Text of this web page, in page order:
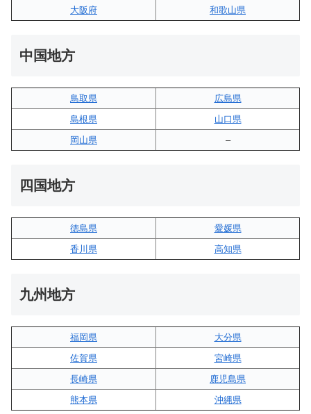
大阪府
和歌山県
中国地方
鳥取県
広島県
島根県
山口県
岡山県
–
四国地方
徳島県
愛媛県
香川県
高知県
九州地方
福岡県
大分県
佐賀県
宮崎県
長崎県
鹿児島県
熊本県
沖縄県